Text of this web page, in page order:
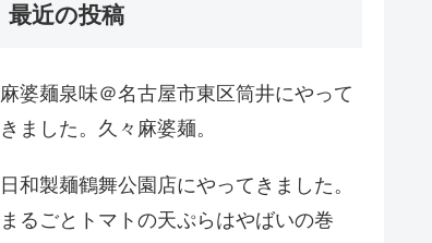
最近の投稿
麻婆麺泉味＠名古屋市東区筒井にやって
きました。久々麻婆麺。
日和製麺鶴舞公園店にやってきました。
まるごとトマトの天ぷらはやばいの巻